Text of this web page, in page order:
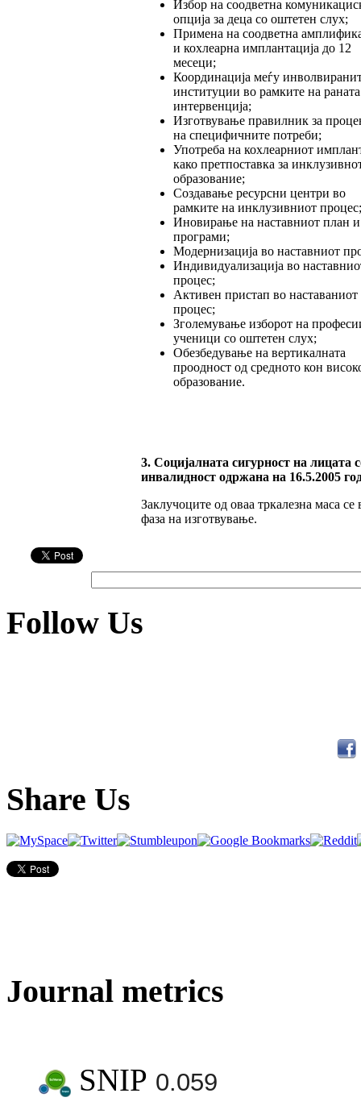
Избор на соодветна
опција за деца со оштетен слух;
Примена на соодветна
и кохлеарна имплантација до 12
месеци;
Координација меѓу
институции во рамките на раната
интервенција;
Изготвување правилник за
на специфичните потреби;
Употреба на кохлеарниот
како претпоставка за
образование;
Создавање ресурсни центри во
рамките на инклузивниот процес;
Иновирање на наставниот план и
програми;
Модернизација во наставниот
Индивидуализација во
процес;
Активен пристап во наставаниот
процес;
Зголемување изборот на
ученици со оштетен слух;
Обезбедување на вертикалната
проодност од средното кон
образование.
3. Социјалната сигурност на лицата
инвалидност одржана на 16.5.2005
Заклучоците од оваа тркалезна маса се
фаза на изготвување.
Follow Us
Share Us
Journal metrics
SNIP 0.059